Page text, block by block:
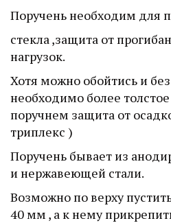
Поручень необходим для
стекла ,защита от
нагрузок.
Хотя можно обойтись и без
необходимо более толстое
поручнем защита от
триплекс )
Поручень бывает из
и нержавеющей стали.
Возможно по верху
40 мм , а к нему